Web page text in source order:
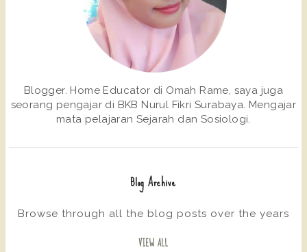
Blogger. Home Educator di Omah Rame, saya juga
seorang pengajar di BKB Nurul Fikri Surabaya. Mengajar
mata pelajaran Sejarah dan Sosiologi.
Blog Archive
Browse through all the blog posts over the years
VIEW ALL